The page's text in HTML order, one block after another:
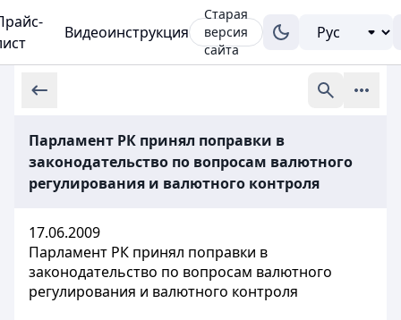
Видеоинструкция
Старая
версия
сайта
Парламент РК принял поправки в
законодательство по вопросам валютного
регулирования и валютного контроля
17.06.2009
Парламент РК принял поправки в
законодательство по вопросам валютного
регулирования и валютного контроля